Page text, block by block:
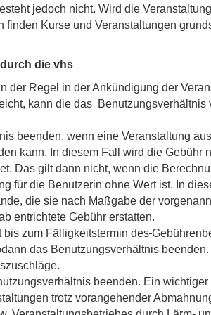
jedoch nicht. Wird die
Kurse und Veranstaltungen
die vhs
der Regel in der Ankündigung der
kann die das
beenden, wenn eine Veranstaltung
kann. In diesem Fall wird die
Das gilt dann nicht, wenn die
für die Benutzerin ohne Wert ist. In
die sie nach Maßgabe der
entrichtete Gebühr erstatten.
zum Fälligkeitstermin des
das Benutzungsverhältnis
beenden. Ein
trotz vorangehender